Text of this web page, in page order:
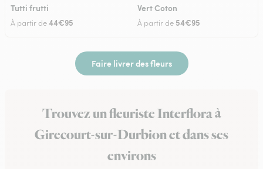
Tutti frutti
À partir de44€95
Vert Coton
À partir de 54€95
Faire livrer des fleurs
Trouvez un fleuriste Interflora à
Girecourt-sur-Durbion et dans ses
environs